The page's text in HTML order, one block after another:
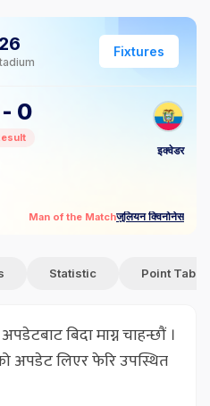
Fixtures
- 0
इक्वेडर
Man of the Matchजुलियन क्विनोनेस
Statistic Point Table
बिदा माग्न चाहन्छौं ।
अपडेट लिएर फेरि उपस्थित